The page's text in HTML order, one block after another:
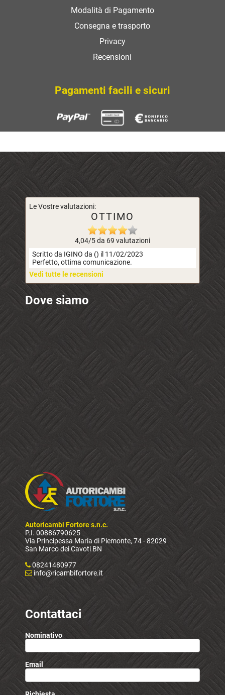
Modalità di Pagamento
Consegna e trasporto
Privacy
Recensioni
Pagamenti facili e sicuri
Le Vostre valutazioni:
OTTIMO
4,04/5 da 69 valutazioni
Scritto da IGINO da () il 11/02/2023
Perfetto, ottima comunicazione.
Vedi tutte le recensioni
Dove siamo
Autoricambi Fortore s.n.c.
P.I. 00886790625
Via Principessa Maria di Piemonte, 74 - 82029
San Marco dei Cavoti BN
08241480977
info@ricambifortore.it
Contattaci
Nominativo
Email